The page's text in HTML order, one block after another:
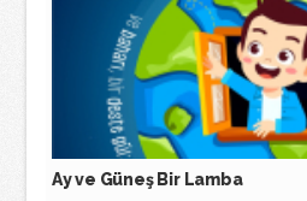
Ay ve Güneş Bir Lamba